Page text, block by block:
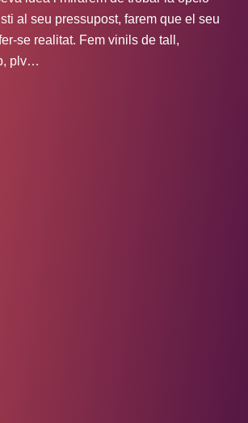
al seu pressupost, farem que el seu
se realitat. Fem vinils de tall,
plv…